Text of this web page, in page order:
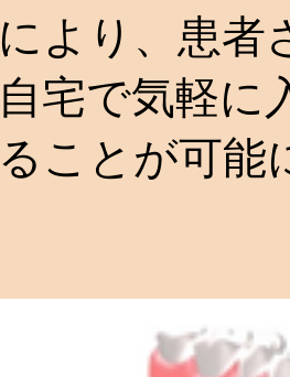
より、患者
宅で気軽に
ことが可能